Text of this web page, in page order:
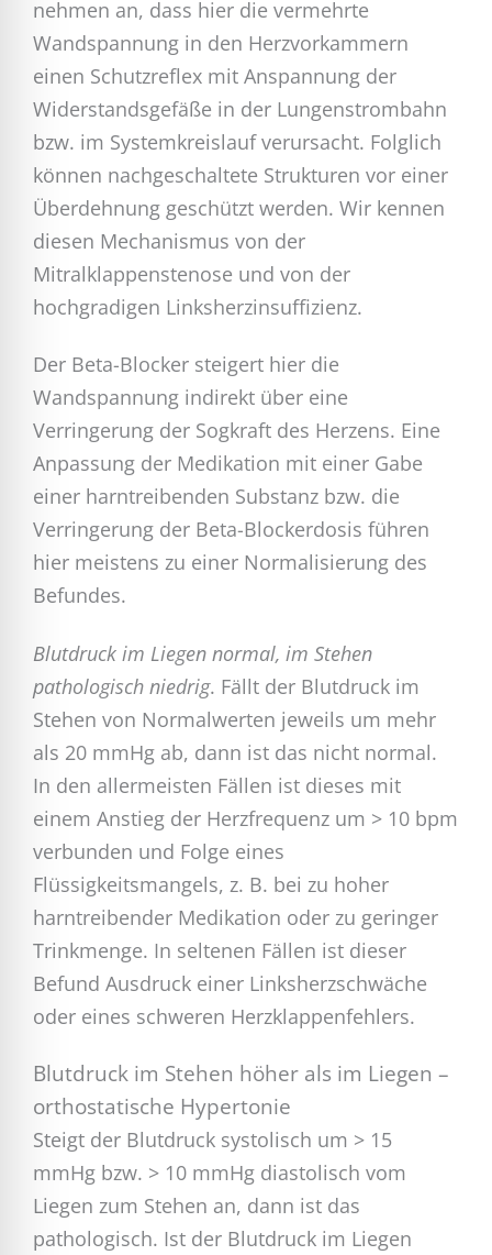
nehmen an, dass hier die vermehrte
Wandspannung in den Herzvorkammern
einen Schutzreflex mit Anspannung der
Widerstandsgefäße in der Lungenstrombahn
bzw. im Systemkreislauf verursacht. Folglich
können nachgeschaltete Strukturen vor einer
Überdehnung geschützt werden. Wir kennen
diesen Mechanismus von der
Mitralklappenstenose und von der
hochgradigen Linksherzinsuffizienz.
Der Beta-Blocker steigert hier die
Wandspannung indirekt über eine
Verringerung der Sogkraft des Herzens. Eine
Anpassung der Medikation mit einer Gabe
einer harntreibenden Substanz bzw. die
Verringerung der Beta-Blockerdosis führen
hier meistens zu einer Normalisierung des
Befundes.
Blutdruck im Liegen normal, im Stehen
pathologisch niedrig. Fällt der Blutdruck im
Stehen von Normalwerten jeweils um mehr
als 20 mmHg ab, dann ist das nicht normal.
In den allermeisten Fällen ist dieses mit
einem Anstieg der Herzfrequenz um > 10 bpm
verbunden und Folge eines
Flüssigkeitsmangels, z. B. bei zu hoher
harntreibender Medikation oder zu geringer
Trinkmenge. In seltenen Fällen ist dieser
Befund Ausdruck einer Linksherzschwäche
oder eines schweren Herzklappenfehlers.
Blutdruck im Stehen höher als im Liegen –
orthostatische Hypertonie
Steigt der Blutdruck systolisch um > 15
mmHg bzw. > 10 mmHg diastolisch vom
Liegen zum Stehen an, dann ist das
pathologisch. Ist der Blutdruck im Liegen